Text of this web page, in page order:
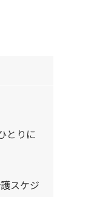
とりに
スケジ